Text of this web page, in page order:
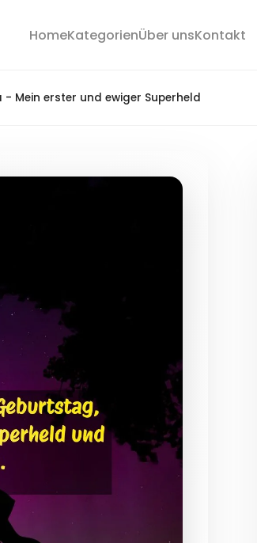
HomeKategorienÜber unsKontakt
Mein erster und ewiger Superheld